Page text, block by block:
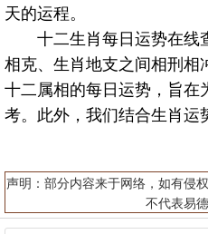
天的运程。
十二生肖每日运势在线
相克、生肖地支之间相刑
十二属相的每日运势，旨
考。此外，我们结合生肖运
声明：部分内容来于网络，如有侵
不代表易